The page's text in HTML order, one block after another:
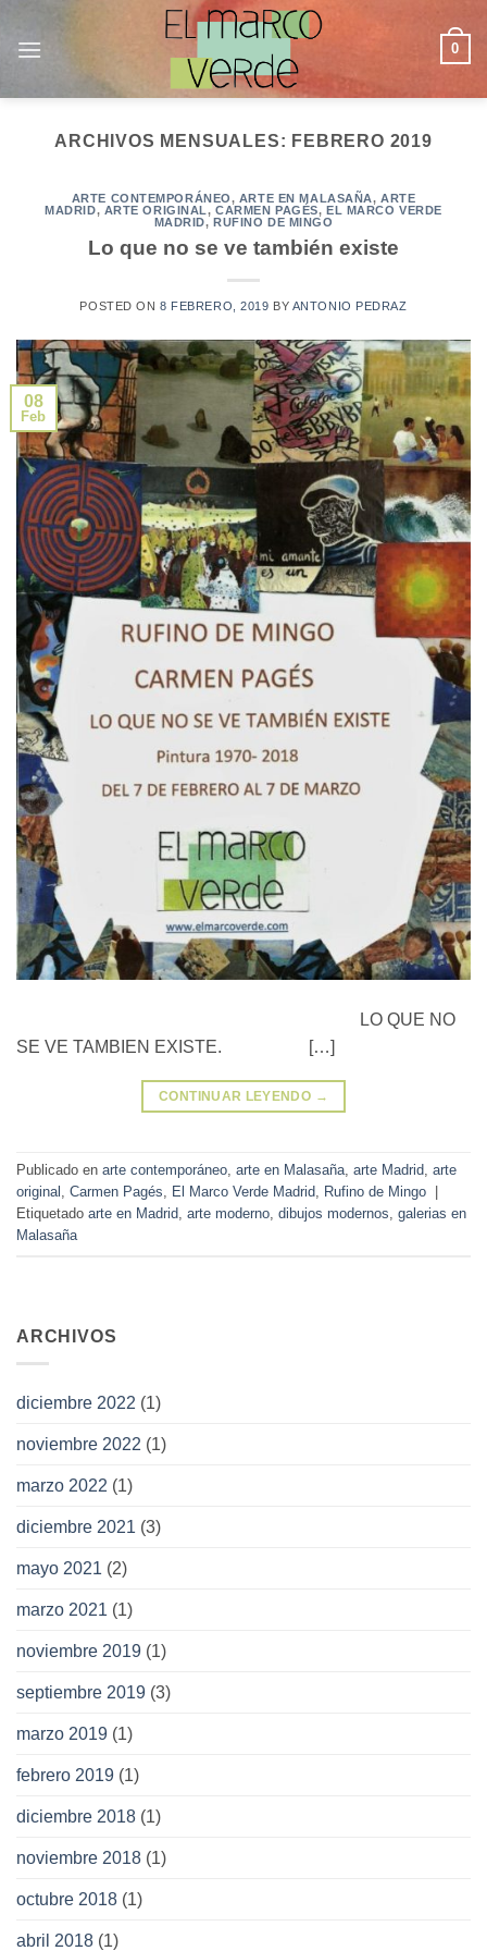
0
ARCHIVOS MENSUALES: FEBRERO 2019
ARTE CONTEMPORÁNEO, ARTE EN MALASAÑA,ARTE
MADRID, ARTE ORIGINAL,CARMEN PAGÉS, EL MARCO VERDE
MADRID,RUFINO DE MINGO
Lo que no se ve también existe
POSTED ON8 FEBRERO, 2019 BY ANTONIO PEDRAZ
08
Feb
LO QUE NO
SE VE TAMBIEN EXISTE. […]
CONTINUAR LEYENDO →
Publicado en arte contemporáneo, arte en Malasaña, arte Madrid, arte
original , Carmen Pagés, El Marco Verde Madrid, Rufino de Mingo
Etiquetado arte en Madrid, arte moderno, dibujos modernos, galerias en
Malasaña
ARCHIVOS
diciembre 2022 (1)
noviembre 2022 (1)
marzo 2022 (1)
diciembre 2021 (3)
mayo 2021 (2)
marzo 2021 (1)
noviembre 2019 (1)
septiembre 2019 (3)
marzo 2019 (1)
febrero 2019 (1)
diciembre 2018 (1)
noviembre 2018 (1)
octubre 2018 (1)
abril 2018 (1)